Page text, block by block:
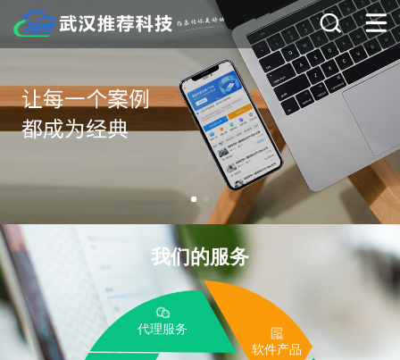
我们的服务
软件产品
代理服务